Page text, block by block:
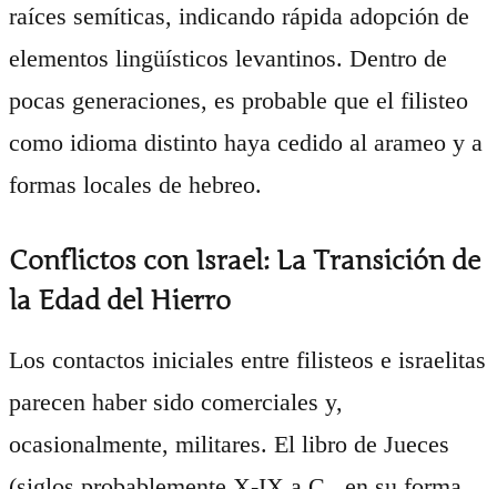
raíces semíticas, indicando rápida adopción de
elementos lingüísticos levantinos. Dentro de
pocas generaciones, es probable que el filisteo
como idioma distinto haya cedido al arameo y a
formas locales de hebreo.
Conflictos con Israel: La Transición de
la Edad del Hierro
Los contactos iniciales entre filisteos e israelitas
parecen haber sido comerciales y,
ocasionalmente, militares. El libro de Jueces